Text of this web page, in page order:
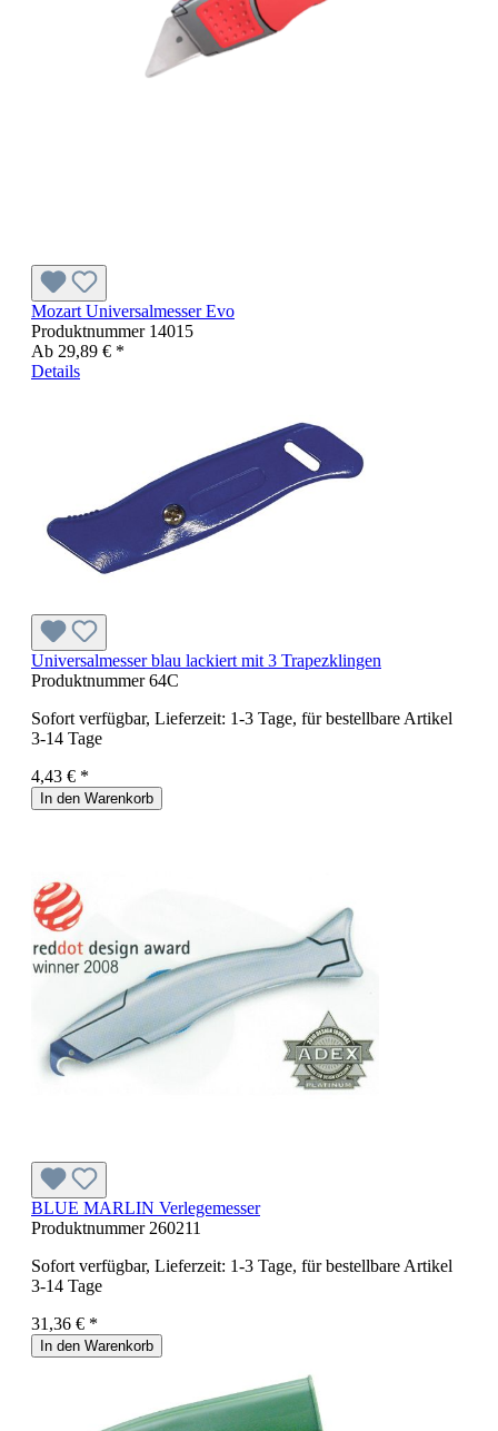
Mozart Universalmesser Evo
Produktnummer 14015
Ab 29,89 € *
Details
Universalmesser blau lackiert mit 3 Trapezklingen
Produktnummer64C
Sofort verfügbar, Lieferzeit: 1-3 Tage, für bestellbare Artikel
3-14 Tage
4,43 € *
In den Warenkorb
BLUE MARLIN Verlegemesser
Produktnummer 260211
Sofort verfügbar, Lieferzeit: 1-3 Tage, für bestellbare Artikel
3-14 Tage
31,36 € *
In den Warenkorb